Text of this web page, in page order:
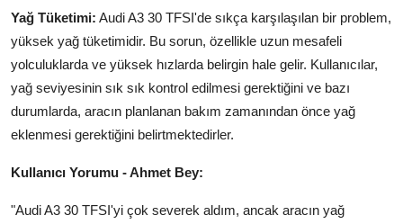
Şanzıman & Aktarma
Dizel Sistemler
Multimedya & Elektronik
Yağ Tüketimi: Audi A3 30 TFSI'de sıkça karşılaşılan bir problem,
yüksek yağ tüketimidir. Bu sorun, özellikle uzun mesafeli
yolculuklarda ve yüksek hızlarda belirgin hale gelir. Kullanıcılar,
yağ seviyesinin sık sık kontrol edilmesi gerektiğini ve bazı
durumlarda, aracın planlanan bakım zamanından önce yağ
eklenmesi gerektiğini belirtmektedirler.
Kullanıcı Yorumu - Ahmet Bey:
"Audi A3 30 TFSI'yi çok severek aldım, ancak aracın yağ